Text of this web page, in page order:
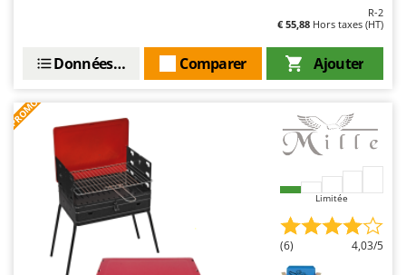
R-2
€ 55,88 Hors taxes (HT)
Ajouter
Comparer
Données techniques
PROMO
Limitée
(6) 4,03/5